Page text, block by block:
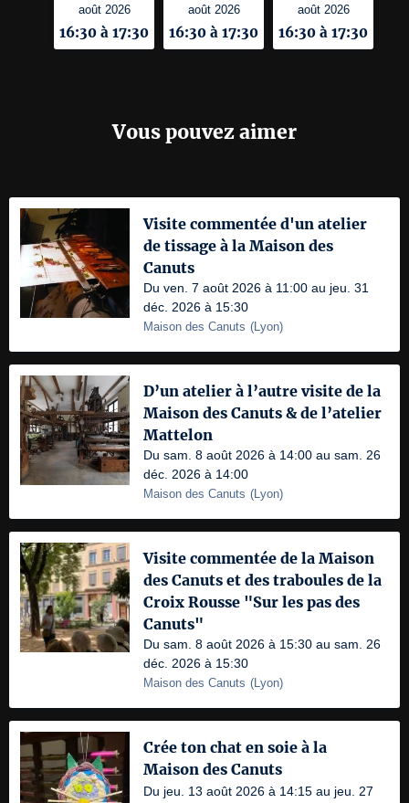
août 2026
16:30 à 17:30
août 2026
16:30 à 17:30
août 2026
16:30 à 17:30
Vous pouvez aimer
Visite commentée d'un atelier
de tissage à la Maison des
Canuts
Du ven. 7 août 2026 à 11:00 au jeu. 31
déc. 2026 à 15:30
Maison des Canuts (Lyon)
D’un atelier à l’autre visite de la
Maison des Canuts & de l’atelier
Mattelon
Du sam. 8 août 2026 à 14:00 au sam. 26
déc. 2026 à 14:00
Maison des Canuts (Lyon)
Visite commentée de la Maison
des Canuts et des traboules de la
Croix Rousse "Sur les pas des
Canuts"
Du sam. 8 août 2026 à 15:30 au sam. 26
déc. 2026 à 15:30
Maison des Canuts (Lyon)
Crée ton chat en soie à la
Maison des Canuts
Du jeu. 13 août 2026 à 14:15 au jeu. 27